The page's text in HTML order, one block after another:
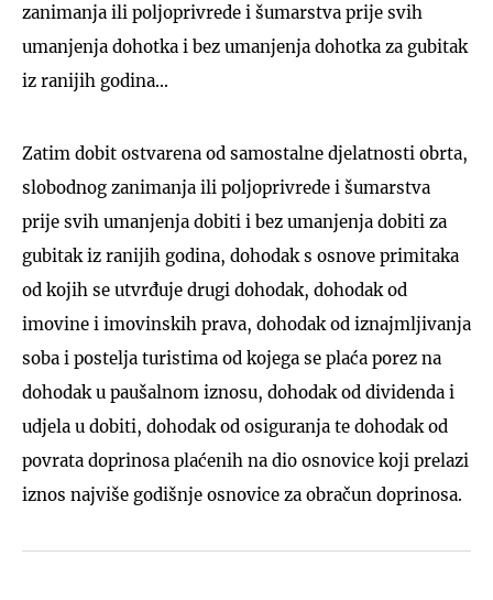
zanimanja ili poljoprivrede i šumarstva prije svih
umanjenja dohotka i bez umanjenja dohotka za gubitak
iz ranijih godina...
Zatim dobit ostvarena od samostalne djelatnosti obrta,
slobodnog zanimanja ili poljoprivrede i šumarstva
prije svih umanjenja dobiti i bez umanjenja dobiti za
gubitak iz ranijih godina, dohodak s osnove primitaka
od kojih se utvrđuje drugi dohodak, dohodak od
imovine i imovinskih prava, dohodak od iznajmljivanja
soba i postelja turistima od kojega se plaća porez na
dohodak u paušalnom iznosu, dohodak od dividenda i
udjela u dobiti, dohodak od osiguranja te dohodak od
povrata doprinosa plaćenih na dio osnovice koji prelazi
iznos najviše godišnje osnovice za obračun doprinosa.